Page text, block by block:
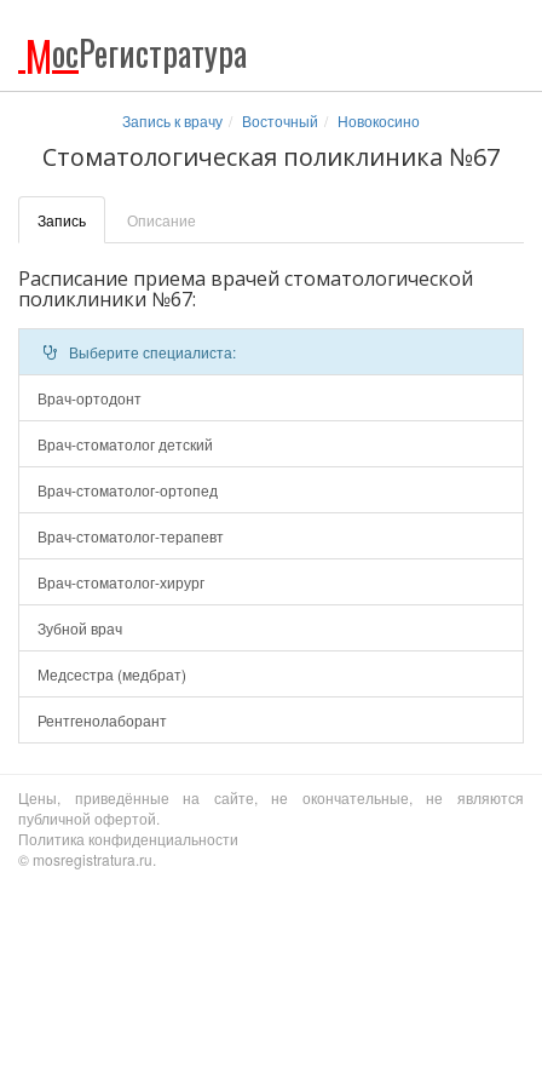
МосРегистратура
Запись к врачу Восточный Новокосино
Стоматологическая поликлиника №67
Запись Описание
Расписание приема врачей стоматологической
поликлиники №67:
Выберите специалиста:
Врач-ортодонт
Врач-стоматолог детский
Врач-стоматолог-ортопед
Врач-стоматолог-терапевт
Врач-стоматолог-хирург
Зубной врач
Медсестра (медбрат)
Рентгенолаборант
Цены, приведённые на сайте, не окончательные, не являются
публичной офертой.
Политика конфиденциальности
© mosregistratura.ru.